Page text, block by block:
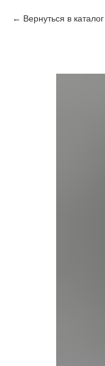
Вернуться в каталог